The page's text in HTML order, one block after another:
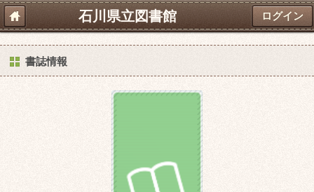
石川県立図書館 ログイン
書誌情報